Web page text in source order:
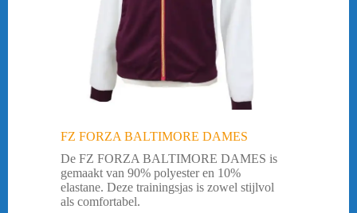
FZ FORZA BALTIMORE DAMES
De FZ FORZA BALTIMORE DAMES is
gemaakt van 90% polyester en 10%
elastane. Deze trainingsjas is zowel stijlvol
als comfortabel.